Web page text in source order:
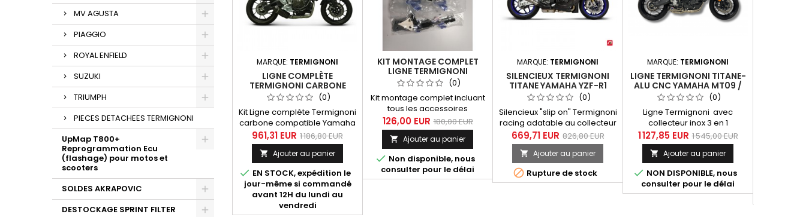
MV AGUSTA
PIAGGIO
ROYAL ENFIELD
SUZUKI
TRIUMPH
PIECES DETACHEES TERMIGNONI
UpMap T800+
Reprogrammation Ecu
(flashage) pour motos et
scooters
SOLDES AKRAPOVIC
DESTOCKAGE SPRINT FILTER
MARQUE: TERMIGNONI
LIGNE COMPLÈTE
TERMIGNONI CARBONE
YAMAHA MT-07 / TRACER
700 / TRACER 700 GT
2025-2026 EURO5+
(0)
Kit Ligne complète Termignoni
carbone compatible Yamaha
MT-07, Tracer 700 et Tracer
700 GT 2025-2026 Euro5+
avec émulateur lambda et
module électronique anti
défaut moteur.
961,31 EUR 1 186,80 EUR
 Ajouter au panier
 EN STOCK, expédition le
jour-même si commandé
avant 12H du lundi au
vendredi
KIT MONTAGE COMPLET
LIGNE TERMIGNONI
Y104090...(0)
Kit montage complet incluant
tous les accessoires
nécessaires pour les lignes
Termignoni destinées aux
Yamaha MT07, Tracer, XSR,
références suivantes
Y104090CV, Y104090CVB,
Y104090TV.
126,00 EUR 180,00 EUR
 Ajouter au panier
 Non disponible, nous
consulter pour le délai
MARQUE: TERMIGNONI
SILENCIEUX TERMIGNONI
TITANE YAMAHA YZF-R1
2015-2019(0)
Silencieux "slip on" Termignoni
racing adatable au collecteur
d'origine pour Yamaha YZF R1
tous modèles de 2015 à 2019.
669,71 EUR 826,80 EUR
 Ajouter au panier
 Rupture de stock
MARQUE: TERMIGNONI
LIGNE TERMIGNONI TITANE-
ALU CNC YAMAHA MT09 /
XSR 900 / TRACER 900
2021-2024 EURO5
(0)
Ligne Termignoni avec
collecteur inox 3 en 1
et silencieux conique
hexagonal TITANE-ALU CNC
pour Yamaha MT09 / XSR 900 /
Tracer 900 2021-2024
Euro5. DB-KILLER DEMONTABLE.
1 127,85 EUR 1 545,00 EUR
 Ajouter au panier
 NON DISPONIBLE, nous
consulter pour le délai